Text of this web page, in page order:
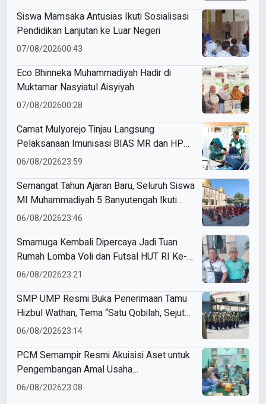
Siswa Mamsaka Antusias Ikuti Sosialisasi
Pendidikan Lanjutan ke Luar Negeri
07/08/202600:43
Eco Bhinneka Muhammadiyah Hadir di
Muktamar Nasyiatul Aisyiyah
07/08/202600:28
Camat Mulyorejo Tinjau Langsung
Pelaksanaan Imunisasi BIAS MR dan HPV
di SD Muhammadiyah 18 Surabaya
06/08/202623:59
Semangat Tahun Ajaran Baru, Seluruh Siswa
MI Muhammadiyah 5 Banyutengah Ikuti
Latihan Tapak Suci Perdana
06/08/202623:46
Smamuga Kembali Dipercaya Jadi Tuan
Rumah Lomba Voli dan Futsal HUT RI Ke-
81 Kecamatan Tulangan
06/08/202623:21
SMP UMP Resmi Buka Penerimaan Tamu
Hizbul Wathan, Tema “Satu Qobilah, Sejuta
Cerita” Curi Perhatian
06/08/202623:14
PCM Semampir Resmi Akuisisi Aset untuk
Pengembangan Amal Usaha
Muhammadiyah
06/08/202623:08